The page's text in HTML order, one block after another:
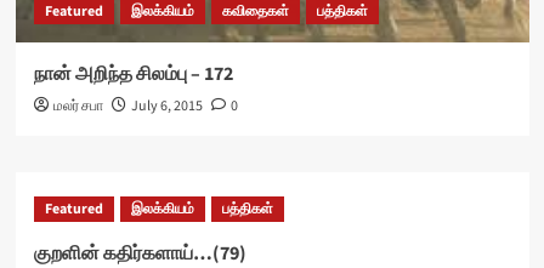
Featured இலக்கியம் கவிதைகள் பத்திகள்
நான் அறிந்த சிலம்பு – 172
மலர் சபா July 6, 2015 0
Featured இலக்கியம் பத்திகள்
குறளின் கதிர்களாய்…(79)